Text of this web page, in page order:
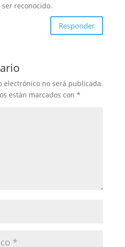
reconocido.
Responder
electrónico no será publicada.
están marcados con *